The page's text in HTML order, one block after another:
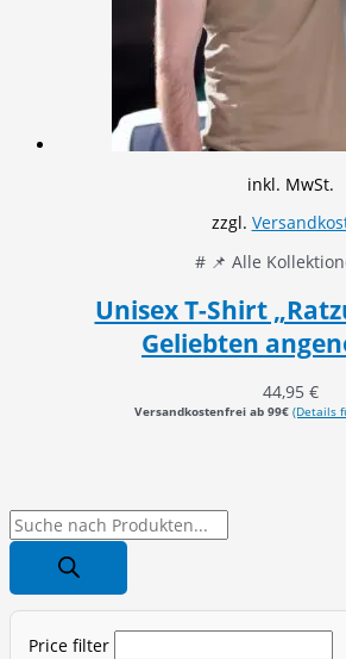
P
o
d
Price filter
inkl. MwSt.
zzgl.
# 📌 Alle
Unisex T-Shirt
Geliebten
44,95 €
Versandkostenfrei ab 99€ (Details